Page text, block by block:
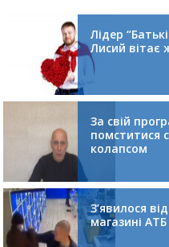
Лідер
Лисий вітає
За свій
помститися
колапсом
З’явилося
магазині АТБ